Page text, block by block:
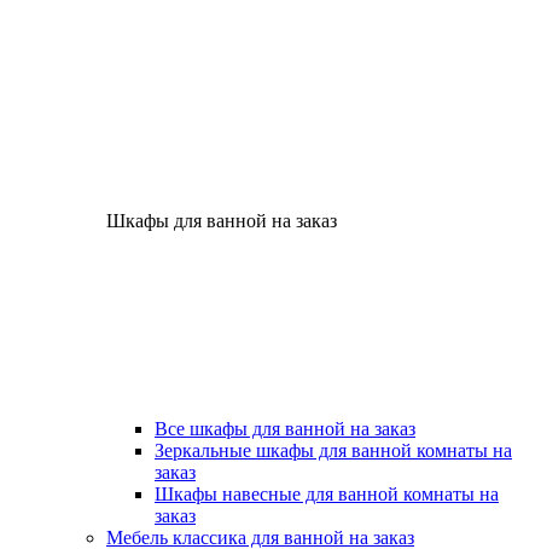
Шкафы для ванной на заказ
Все шкафы для ванной на заказ
Зеркальные шкафы для ванной комнаты на
заказ
Шкафы навесные для ванной комнаты на
заказ
Мебель классика для ванной на заказ